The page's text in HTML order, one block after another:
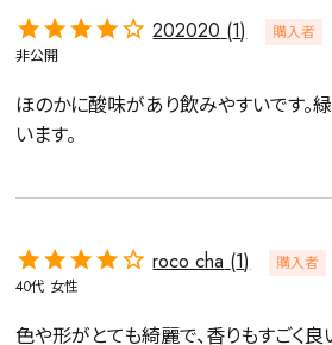
202020 1
購入者
非公開
ほのかに酸味があり飲みやすいです。
います。
roco cha 1
購入者
40代 女性
色や形がとても綺麗で、香りもすごく